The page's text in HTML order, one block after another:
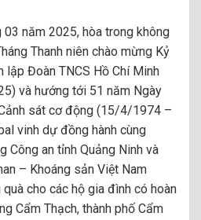
03 năm 2025, hòa trong không
Thanh niên chào mừng Kỷ
lập Đoàn TNCS Hồ Chí Minh
và hướng tới 51 năm Ngày
sát cơ động (15/4/1974 –
vinh dự đồng hành cùng
Công an tỉnh Quảng Ninh và
– Khoáng sản Việt Nam
cho các hộ gia đình có hoàn
Cẩm Thạch, thành phố Cẩm